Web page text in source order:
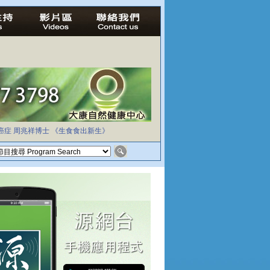
症 周兆祥博士 《生食食出新生》